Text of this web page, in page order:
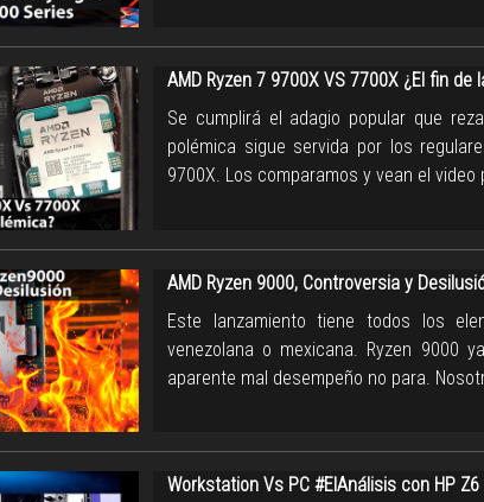
AMD Ryzen 7 9700X VS 7700X ¿El fin de
Se cumplirá el adagio popular que
polémica sigue servida por los
9700X. Los comparamos y vean el
AMD Ryzen 9000, Controversia y
Este lanzamiento tiene todos los
venezolana o mexicana. Ryzen 9000
aparente mal desempeño no para.
Workstation Vs PC #ElAnálisis con HP Z6